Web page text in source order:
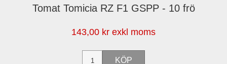
Tomat Tomicia RZ F1 GSPP - 10 frö
143,00 kr exkl moms